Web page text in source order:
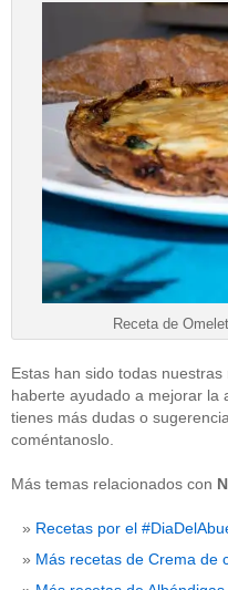
Receta de
Estas han sido todas
haberte ayudado a mejorar la
tienes más dudas o
coméntanoslo.
Más temas relacionados con
Recetas por el
Más recetas de Crema de